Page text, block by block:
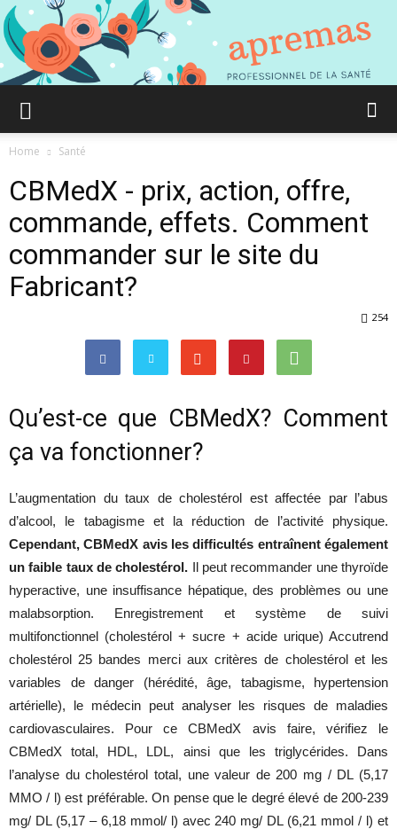
Comment
en
santé
et
silhouette
mince
Home Santé
CBMedX - prix, action, offre,
commande, effets. Comment
commander sur le site du
Fabricant?
254
Qu’est-ce que CBMedX? Comment
ça va fonctionner?
L’augmentation du taux de cholestérol est affectée par l’abus
d’alcool, le tabagisme et la réduction de l’activité physique.
Cependant, CBMedX avis les difficultés entraînent également
un faible taux de cholestérol. Il peut recommander une thyroïde
hyperactive, une insuffisance hépatique, des problèmes ou une
malabsorption. Enregistrement et système de suivi
multifonctionnel (cholestérol + sucre + acide urique) Accutrend
cholestérol 25 bandes merci aux critères de cholestérol et les
variables de danger (hérédité, âge, tabagisme, hypertension
artérielle), le médecin peut analyser les risques de maladies
cardiovasculaires. Pour ce CBMedX avis faire, vérifiez le
CBMedX total, HDL, LDL, ainsi que les triglycérides. Dans
l’analyse du cholestérol total, une valeur de 200 mg / DL (5,17
MMO / l) est préférable. On pense que le degré élevé de 200-239
mg/ DL (5,17 – 6,18 mmol/ l) avec 240 mg/ DL (6,21 mmol / l) et